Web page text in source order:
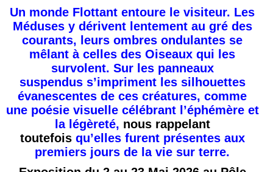
Un monde Flottant entoure le visiteur. Les
Méduses y dérivent lentement au gré des
courants, leurs ombres ondulantes se
mêlant à celles des Oiseaux qui les
survolent. Sur les panneaux
suspendus s’impriment les sil houettes
évanescentes de ces créatures, comme
une poésie visuelle célébrant l’éphémère et
la légèreté, nous rappelant
toutefois qu’elles furent présentes aux
premiers jours de la vie sur terre.